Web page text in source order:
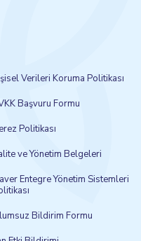
Verileri Koruma Politikası
Başvuru Formu
Politikası
ve Yönetim Belgeleri
Entegre Yönetim Sistemleri
Bildirim Formu